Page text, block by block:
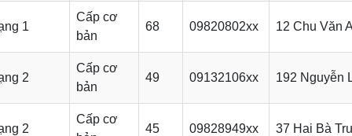
1
Cấp cơ
bản
68 09820802xx 12 Chu Văn
2
Cấp cơ
bản
49 09132106xx 192 Nguyễn
2
Cấp cơ
45 09828949xx 37 Hai Bà